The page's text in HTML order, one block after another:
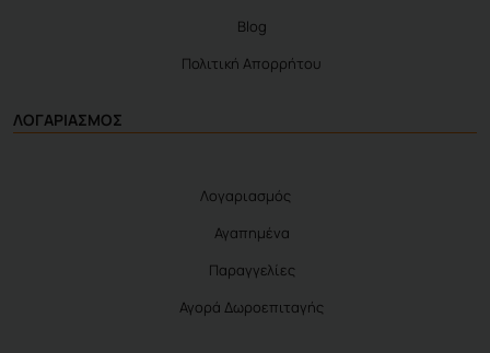
Blog
Πολιτική Απορρήτου
ΛΟΓΑΡΙΑΣΜΟΣ
Λογαριασμός
Αγαπημένα
Παραγγελίες
Αγορά Δωροεπιταγής